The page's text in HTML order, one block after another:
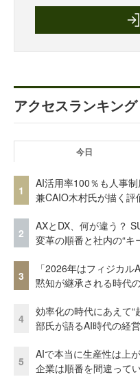
アクセスランキング
今日
1
AI活用率100％も人事
兼CAIO木村氏が描く評
2
AXとDX、何が違う？
変革の順番と社内の“キ
3
「2026年はフィジカ
黙知が継承される時代
4
効率化の時代にあえて
部氏が語るAI時代の経
5
AIで本当に生産性は上
企業は順番を間違って